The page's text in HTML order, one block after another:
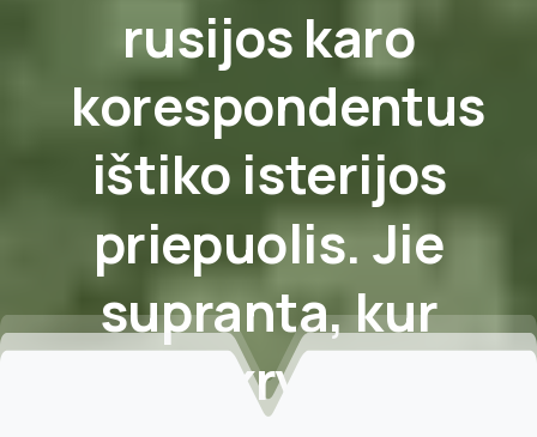
rusijos karo
korespondentus
ištiko isterijos
priepuolis.Jie
supranta,kur
krypsta,